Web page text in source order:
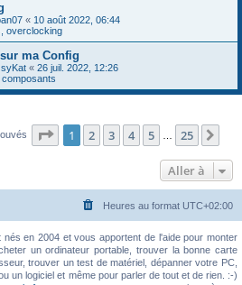
« 10 août 2022, 06:44
overclocking
ma Config
« 26 juil. 2022, 12:26
Page 1sur25
1 2 3 4 5 25
Aller à
Heures au format UTC+02:00
nés en 2004 et vous apportent de l'aide pour monter
un ordinateur portable, trouver la bonne carte
trouver un test de matériel, dépanner votre PC,
un logiciel et même pour parler de tout et de rien. :-)